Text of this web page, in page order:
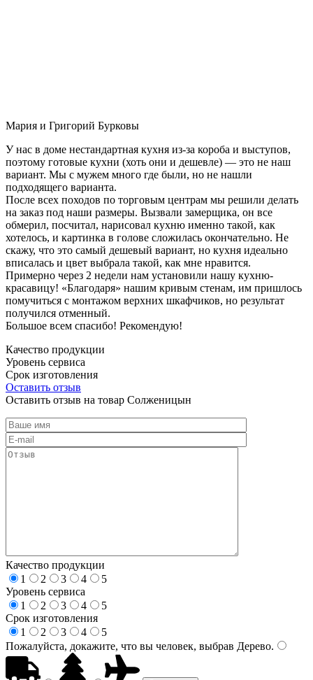
Мария и Григорий Бурковы
У нас в доме нестандартная кухня из-за короба и выступов,
поэтому готовые кухни (хоть они и дешевле) — это не наш
вариант. Мы с мужем много где были, но не нашли
подходящего варианта.
После всех походов по торговым центрам мы решили делать
на заказ под наши размеры. Вызвали замерщика, он все
обмерил, посчитал, нарисовал кухню именно такой, как
хотелось, и картинка в голове сложилась окончательно. Не
скажу, что это самый дешевый вариант, но кухня идеально
вписалась и цвет выбрала такой, как мне нравится.
Примерно через 2 недели нам установили нашу кухню-
красавицу! «Благодаря» нашим кривым стенам, им пришлось
помучиться с монтажом верхних шкафчиков, но результат
получился отменный.
Большое всем спасибо! Рекомендую!
Качество продукции
Уровень сервиса
Срок изготовления
Оставить отзыв
Оставить отзыв на товар Солженицын
Качество продукции
1
2 3 4
5
Уровень сервиса
1
2 3 4
5
Срок изготовления
1
2 3 4
5
Пожалуйста, докажите, что вы человек, выбрав Дерево.